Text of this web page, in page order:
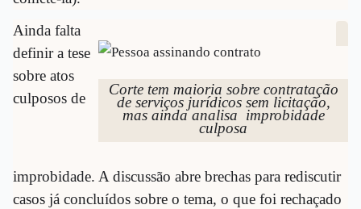
Corte tem maioria sobre contratação
de serviços jurídicos sem licitação,
mas ainda analisa improbidade
culposa
Ainda falta
definir a tese
sobre atos
culposos de
improbidade. A discussão abre brechas para rediscutir
casos já concluídos sobre o tema, o que foi rechaçado